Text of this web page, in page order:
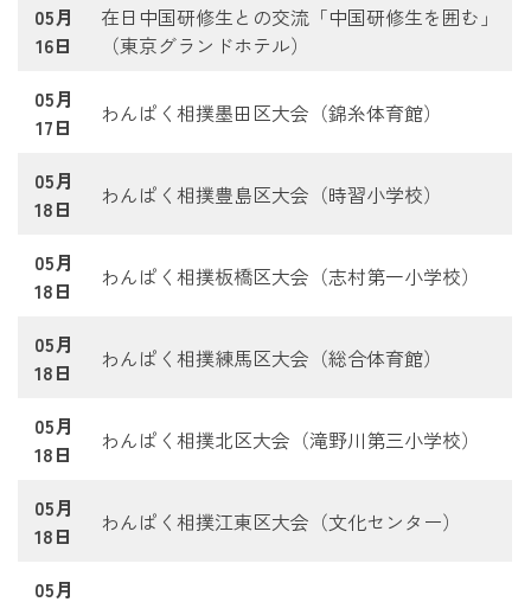
05月
16日
在日中国研修生との交流「中国研修生を囲む」
（東京グランドホテル）
05月
17日
わんぱく相撲墨田区大会（錦糸体育館）
05月
18日
わんぱく相撲豊島区大会（時習小学校）
05月
18日
わんぱく相撲板橋区大会（志村第一小学校）
05月
18日
わんぱく相撲練馬区大会（総合体育館）
05月
18日
わんぱく相撲北区大会（滝野川第三小学校）
05月
18日
わんぱく相撲江東区大会（文化センター）
05月